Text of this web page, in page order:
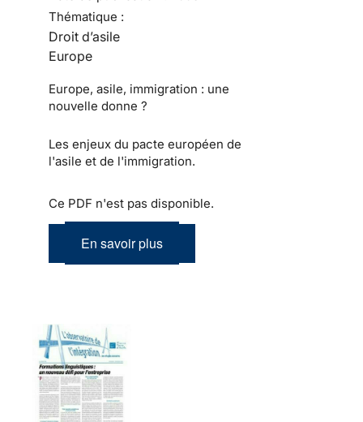
Thématique :
Droit d’asile
Europe
Europe, asile, immigration : une
nouvelle donne ?
Les enjeux du pacte européen de
l'asile et de l'immigration.
Ce PDF n'est pas disponible.
En savoir plus